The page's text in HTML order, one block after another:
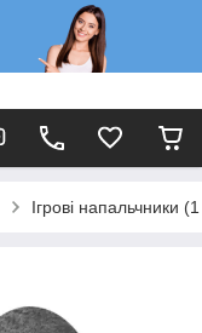
Ігрові напальчники